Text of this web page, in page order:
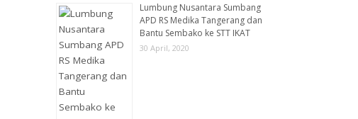
Lumbung Nusantara Sumbang
APD RS Medika Tangerang dan
Bantu Sembako ke STT IKAT
30 April, 2020